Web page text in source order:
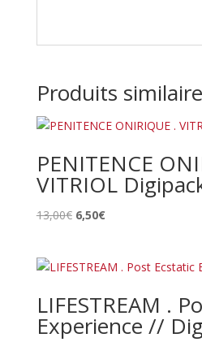
Produits
PENITENCE
VITRIOL
13,00€ Le
était :
6,50€Le
est :
LIFESTREAM .
Experience //